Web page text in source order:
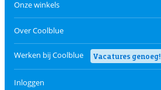
Onze winkels
Over Coolblue
Werken bij Coolblue Vacatures genoeg!
Inloggen